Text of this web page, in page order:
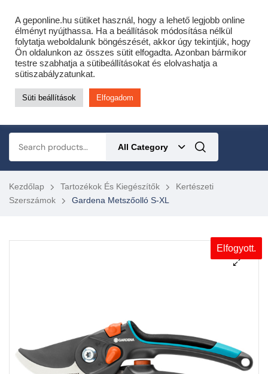
Cofidis expressz online áruhitel 0 % THM-el 10 hónapra!
Most minden akciós HQ láncfűrészhez ajándékba adunk egy fűrészláncot!
Részletek ide kattintva!
KERTÉSZETI – ERDÉSZETI – ÉPÍTŐIPARI GÉP WEBSHOP
All Category
Kezdőlap Tartozékok És Kiegészítők
Kertészeti
Szerszámok
Gardena Metszőolló S-XL
Elfogyott.
A geponline.hu sütiket használ, hogy a lehető legjobb online
élményt nyújthassa. Ha a beállítások módosítása nélkül
folytatja weboldalunk böngészését, akkor úgy tekintjük, hogy
Ön oldalunkon az összes sütit elfogadta. Azonban bármikor
testre szabhatja a sütibeállításokat és elolvashatja a
sütiszabályzatunkat.
Süti beállítások Elfogadom